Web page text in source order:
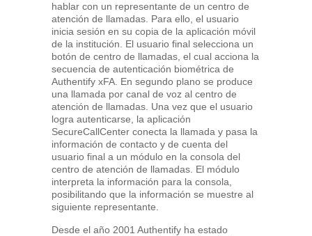
hablar con un representante de un centro de
atención de llamadas. Para ello, el usuario
inicia sesión en su copia de la aplicación móvil
de la institución. El usuario final selecciona un
botón de centro de llamadas, el cual acciona la
secuencia de autenticación biométrica de
Authentify xFA. En segundo plano se produce
una llamada por canal de voz al centro de
atención de llamadas. Una vez que el usuario
logra autenticarse, la aplicación
SecureCallCenter conecta la llamada y pasa la
información de contacto y de cuenta del
usuario final a un módulo en la consola del
centro de atención de llamadas. El módulo
interpreta la información para la consola,
posibilitando que la información se muestre al
siguiente representante.
Desde el año 2001 Authentify ha estado